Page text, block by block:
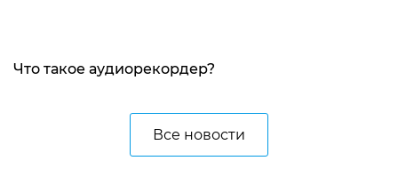
Что такое аудиорекордер?
Все новости